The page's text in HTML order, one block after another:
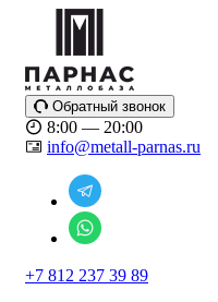
Обратный звонок
8:00 — 20:00
info@metall-parnas.ru
+7 812 237 39 89